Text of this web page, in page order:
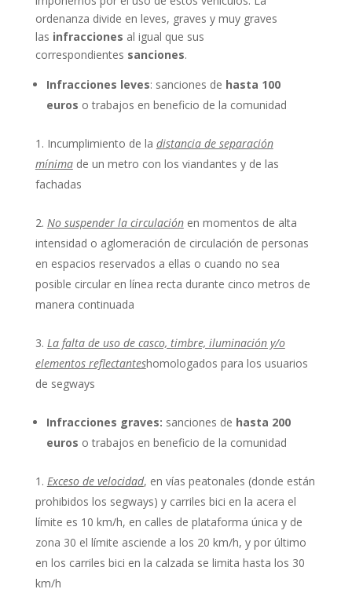
ordenanza divide en leves, graves y muy graves
las infracciones al igual que sus
correspondientes sanciones.
Infracciones leves: sanciones de hasta 100
euros o trabajos en beneficio de la comunidad
Incumplimiento de la distancia de separación
mínimade un metro con los viandantes y de las
fachadas
No suspender la circulaciónen momentos de alta
intensidad o aglomeración de circulación de personas
en espacios reservados a ellas o cuando no sea
posible circular en línea recta durante cinco metros de
manera continuada
La falta de uso de casco, timbre, iluminación y/o
elementos reflectanteshomologados para los usuarios
de segways
Infracciones graves: sanciones de hasta 200
euros o trabajos en beneficio de la comunidad
Exceso de velocidad, en vías peatonales (donde están
prohibidos los segways) y carriles bici en la acera el
límite es 10 km/h, en calles de plataforma única y de
zona 30 el límite asciende a los 20 km/h, y por último
en los carriles bici en la calzada se limita hasta los 30
km/h